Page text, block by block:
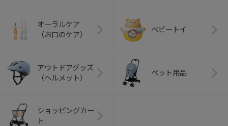
オーラルケア
（お口のケア）
ベビートイ
アウトドアグッズ
（ヘルメット）
ペット用品
ショッピングカー
ト